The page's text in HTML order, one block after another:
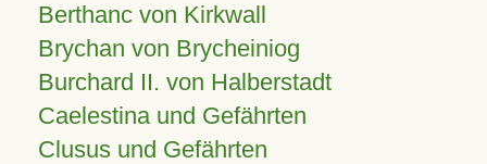
Berthanc von Kirkwall
Brychan von Brycheiniog
Burchard II. von Halberstadt
Caelestina und Gefährten
Clusus und Gefährten